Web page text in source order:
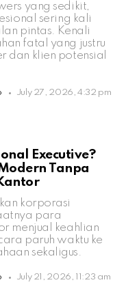
yang sedikit,
sering kali
pintas. Kenali
fatal yang justru
dan klien potensial
July 27, 2026, 4:32 pm
Executive?
Tanpa
korporasi
para
menjual keahlian
paruh waktu ke
sekaligus.
July 21, 2026, 11:23 am